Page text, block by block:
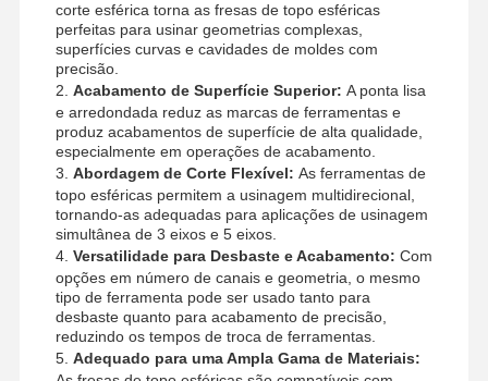
Qualidade
Nos
Converse
Agora
Forno de carburo sólido
Exercícios com armas
BTA Perfuração
Exercícios de ponta trocáveis
corte esférica torna as fresas de topo esféricas
perfeitas para usinar geometrias complexas,
superfícies curvas e cavidades de moldes com
precisão.
2. Acabamento de Superfície Superior: A ponta lisa
e arredondada reduz as marcas de ferramentas e
produz acabamentos de superfície de alta qualidade,
especialmente em operações de acabamento.
3. Abordagem de Corte Flexível: As ferramentas de
topo esféricas permitem a usinagem multidirecional,
tornando-as adequadas para aplicações de usinagem
simultânea de 3 eixos e 5 eixos.
4. Versatilidade para Desbaste e Acabamento: Com
opções em número de canais e geometria, o mesmo
tipo de ferramenta pode ser usado tanto para
desbaste quanto para acabamento de precisão,
reduzindo os tempos de troca de ferramentas.
5. Adequado para uma Ampla Gama de Materiais: